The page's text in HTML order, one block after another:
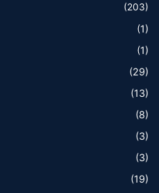
(203)
(1)
(1)
(29)
(13)
(8)
(3)
(3)
(19)